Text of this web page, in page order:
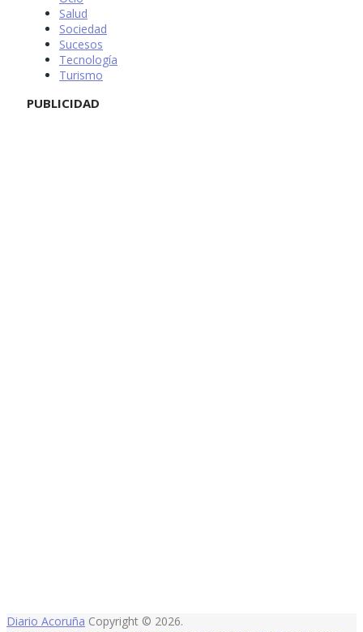
Salud
Sociedad
Sucesos
Tecnología
Turismo
PUBLICIDAD
Diario Acoruña Copyright © 2026.